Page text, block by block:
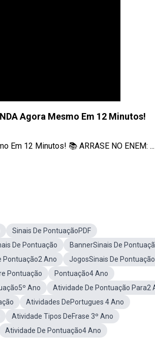
Agora Mesmo Em 12 Minutos!
Em 12 Minutos! 📚 ARRASE NO ENEM: ...
Sinais De PontuaçãoPDF
De Pontuação
BannerSinais De
Pontuação2 Ano
JogosSinais De Pontuação
Pontuação
Pontuação4 Ano
Ano
Atividade De Pontuação Para2
Atividades DePortugues 4 Ano
Atividade Tipos DeFrase 3º Ano
Atividade De Pontuação4 Ano